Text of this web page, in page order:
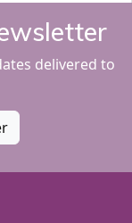
delivered to